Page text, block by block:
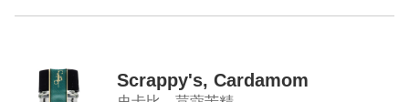
Scrappy's, Cardamom